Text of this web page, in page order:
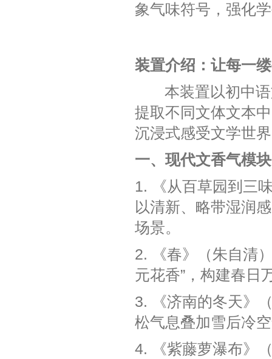
象气味符号，强化
装置介绍：让每一
本装置以初中语
提取不同文体文本
沉浸式感受文学世
一、现代文香气模块
1. 《从百草园到三
以清新、略带湿润
场景。
2. 《春》（朱自清
元花香”，构建春日
3. 《济南的冬天》
松气息叠加雪后冷
4. 《紫藤萝瀑布》